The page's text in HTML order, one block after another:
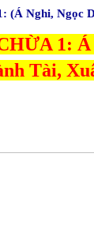
(Á Nghi, Ngọc
1: Á
Tài,